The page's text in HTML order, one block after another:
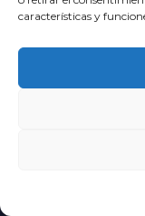
características y